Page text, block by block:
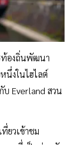
ท้องถิ่นพัฒนา
นึ่งในไฮไลต์
Everland สวน
ยวเข้าชม